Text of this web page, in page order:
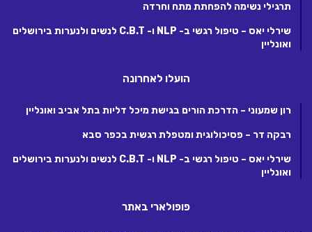
תרגילי נשימה להפחתת מתח וחרדה
שירלי יאס – טיפול רגשי ב- NLP ו- C.B.T לנשים ולנערות בירושלים
ואונליין
הועלו לאחרונה
רון שמעוני – הדרכת הורים בגישת מיכל דליות בתל אביב ואונליין
רבקה דר – פסיכולוגית ומטפלת רגשית בכפר סבא
שירלי יאס – טיפול רגשי ב- NLP ו- C.B.T לנשים ולנערות בירושלים
ואונליין
פופולארי באתר